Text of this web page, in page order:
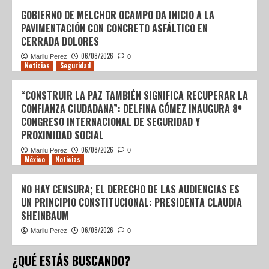
GOBIERNO DE MELCHOR OCAMPO DA INICIO A LA
PAVIMENTACIÓN CON CONCRETO ASFÁLTICO EN
CERRADA DOLORES
Marilu Perez 06/08/2026 0
Noticias Seguridad
“CONSTRUIR LA PAZ TAMBIÉN SIGNIFICA RECUPERAR LA
CONFIANZA CIUDADANA”: DELFINA GÓMEZ INAUGURA 8º
CONGRESO INTERNACIONAL DE SEGURIDAD Y
PROXIMIDAD SOCIAL
Marilu Perez 06/08/2026 0
México Noticias
NO HAY CENSURA; EL DERECHO DE LAS AUDIENCIAS ES
UN PRINCIPIO CONSTITUCIONAL: PRESIDENTA CLAUDIA
SHEINBAUM
Marilu Perez 06/08/2026 0
¿QUÉ ESTÁS BUSCANDO?